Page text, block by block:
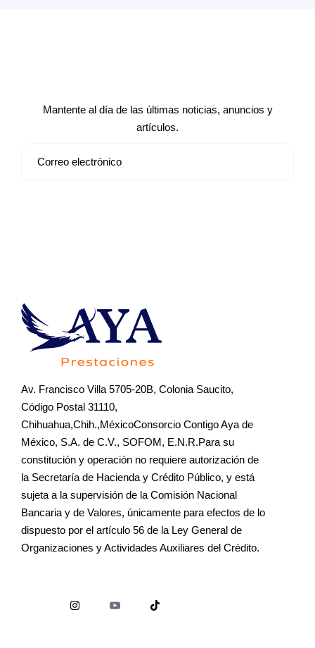
Mantente al día de las últimas noticias, anuncios y
artículos.
Av. Francisco Villa 5705-20B, Colonia Saucito,
Código Postal 31110,
Chihuahua,Chih.,MéxicoConsorcio Contigo Aya de
México, S.A. de C.V., SOFOM, E.N.R.Para su
constitución y operación no requiere autorización de
la Secretaría de Hacienda y Crédito Público, y está
sujeta a la supervisión de la Comisión Nacional
Bancaria y de Valores, únicamente para efectos de lo
dispuesto por el artículo 56 de la Ley General de
Organizaciones y Actividades Auxiliares del Crédito.